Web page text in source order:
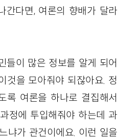
간다면, 여론의 향배가 달라
들이 많은 정보를 알게 되어
것을 모아줘야 되잖아요. 정
록 여론을 하나로 결집해서
정에 투입해줘야 하는데 과
냐가 관건이에요. 이런 일을